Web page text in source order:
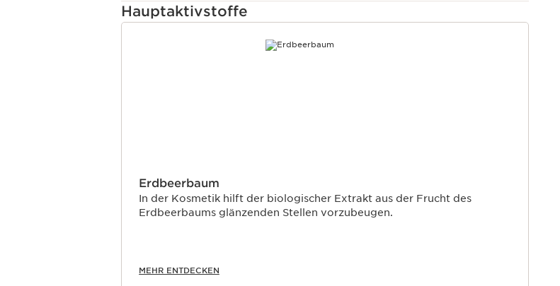
Hauptaktivstoffe
Erdbeerbaum
In der Kosmetik hilft der biologischer Extrakt aus der Frucht des
Erdbeerbaums glänzenden Stellen vorzubeugen.
MEHR ENTDECKEN